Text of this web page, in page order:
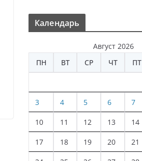
Календарь
Август 2026
ПН
ВТ СР ЧТ ПТ
3 4 5 6 7
10 11 12 13 14
17 18 19 20 21